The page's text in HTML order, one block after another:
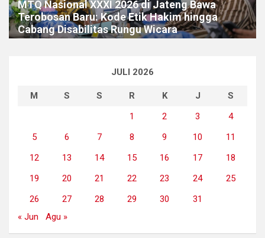
MTQ Nasional XXXI 2026 di Jateng Bawa
Terobosan Baru: Kode Etik Hakim hingga
Cabang Disabilitas Rungu Wicara
JULI 2026
M S S R K J
S
1
2 3
4
5
6 7 8 9 10
11
12
13 14 15 16 17
18
19
20 21 22 23 24
25
26
27 28 29 30
31
« Jun
Agu »